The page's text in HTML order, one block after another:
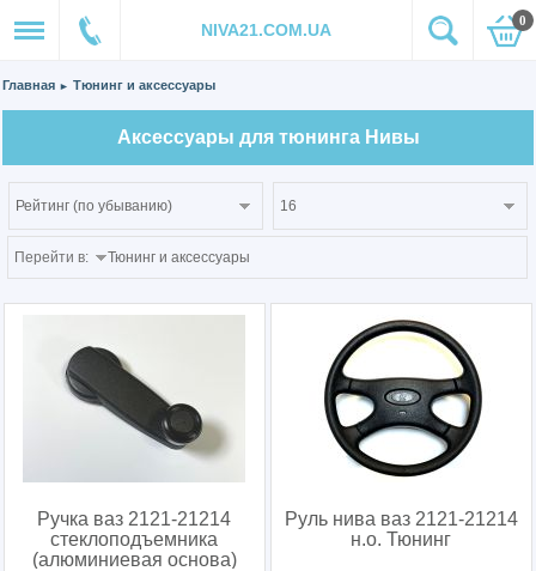
NIVA21.COM.UA 0
Главная ► Тюнинг и аксессуары
Аксессуары для тюнинга Нивы
Перейти в:
Ручка ваз 2121-21214
стеклоподъемника
(алюминиевая основа)
Руль нива ваз 2121-21214
н.о. Тюнинг